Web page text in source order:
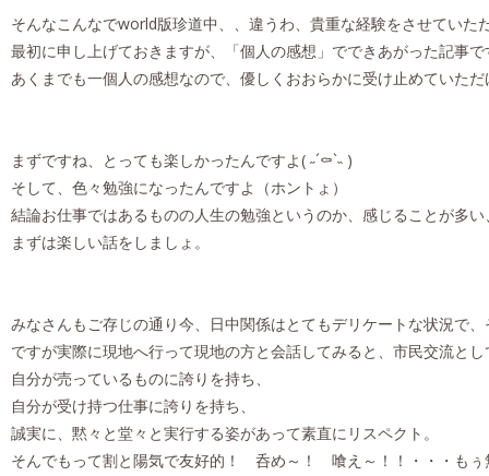
そんなこんなでworld版珍道中、、違うわ、貴重な経験をさせていた
最初に申し上げておきますが、「個人の感想」でできあがった記事で
あくまでも一個人の感想なので、優しくおおらかに受け止めていた
まずですね、とっても楽しかったんですよ( ˶´⚰︎`˵ )
そして、色々勉強になったんですよ（ホントょ）
結論お仕事ではあるものの人生の勉強というのか、感じることが多
まずは楽しい話をしましょ。
みなさんもご存じの通り今、日中関係はとてもデリケートな状況で
ですが実際に現地へ行って現地の方と会話してみると、市民交流と
自分が売っているものに誇りを持ち、
自分が受け持つ仕事に誇りを持ち、
誠実に、黙々と堂々と実行する姿があって素直にリスペクト。
そんでもって割と陽気で友好的！ 呑め～！ 喰え～！！・・・も